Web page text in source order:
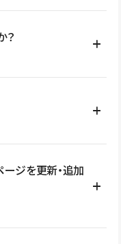
を整理したうえで、
の場合は、
れるわけではないた
計、URL・リダイレク
？
部門での運用、権限管
携など、個別の要件が
利用数の上限、権限
詳しくは料金プランペ
ジを更新・追加